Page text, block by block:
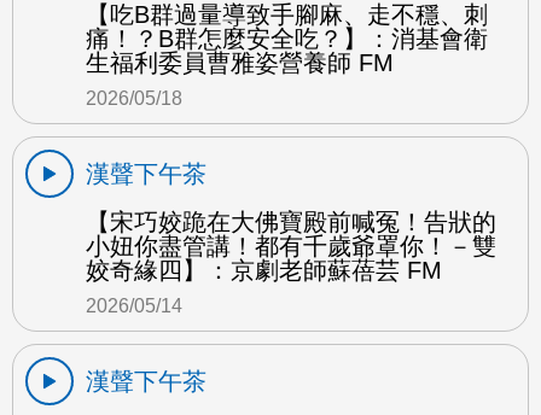
【吃B群過量導致手腳麻、走不穩、刺
痛！？B群怎麼安全吃？】：消基會衛
生福利委員曹雅姿營養師 FM
2026/05/18
漢聲下午茶
【宋巧姣跪在大佛寶殿前喊冤！告狀的
小妞你盡管講！都有千歲爺罩你！－雙
姣奇緣四】：京劇老師蘇蓓芸 FM
2026/05/14
漢聲下午茶